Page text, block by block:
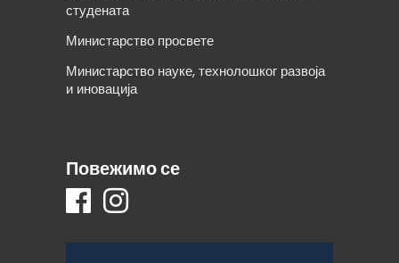
студената
Министарство просвете
Министарство науке, технолошког развоја
и иновација
Повежимо се